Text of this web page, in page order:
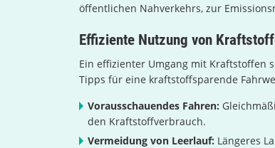
öffentlichen Nahverkehrs, zur
Effiziente Nutzung von
Ein effizienter Umgang mit Kraftstoffen
Tipps für eine kraftstoffsparende
Vorausschauendes Fahren:
den Kraftstoffverbrauch.
Vermeidung von Leerlauf: Längeres